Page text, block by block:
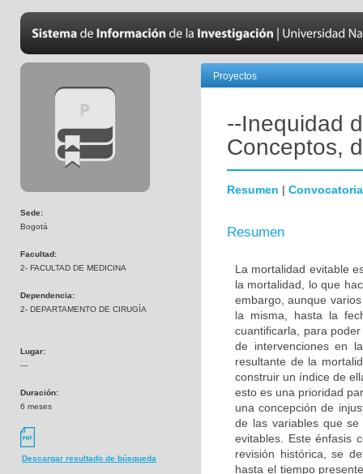
Sede:
Bogotá
Facultad:
2- FACULTAD DE MEDICINA
Dependencia:
2- DEPARTAMENTO DE CIRUGÍA
Lugar:
---
Duración:
6 meses
Descargar resultado de búsqueda
Proyectos
--Inequidad
Conceptos,
Resumen | Convocatoria
Resumen
La mortalidad evitable
la mortalidad, lo que
embargo, aunque
la misma, hasta la
cuantificarla, para
de intervenciones en
resultante de la
construir un índice de
esto es una prioridad
una concepción de
de las variables que se
evitables. Este énfasis
revisión histórica, se
hasta el tiempo